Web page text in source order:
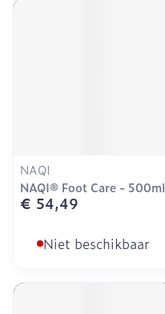
NAQI
NAQI® Foot Care - 500ml
€ 54,49
Niet beschikbaar